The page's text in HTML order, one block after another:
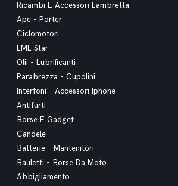
Ricambi E Accessori Lambretta
Ape - Porter
Ciclomotori
LML Star
Olii - Lubrificanti
Parabrezza - Cupolini
Interfoni - Accessori Iphone
Antifurti
Borse E Gadget
Candele
Batterie - Mantenitori
Bauletti - Borse Da Moto
Abbigliamento